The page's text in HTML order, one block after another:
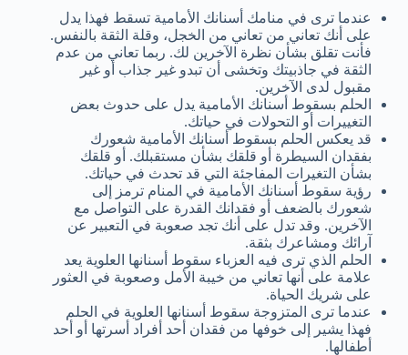
عندما ترى في منامك أسنانك الأمامية تسقط فهذا يدل
على أنك تعاني من تعاني من الخجل، وقلة الثقة بالنفس.
فأنت تقلق بشأن نظرة الآخرين لك. ربما تعاني من عدم
الثقة في جاذبيتك وتخشى أن تبدو غير جذاب أو غير
مقبول لدى الآخرين.
الحلم بسقوط أسنانك الأمامية يدل على حدوث بعض
التغييرات أو التحولات في حياتك.
قد يعكس الحلم بسقوط أسنانك الأمامية شعورك
بفقدان السيطرة أو قلقك بشأن مستقبلك. أو قلقك
بشأن التغيرات المفاجئة التي قد تحدث في حياتك.
رؤية سقوط أسنانك الأمامية في المنام ترمز إلى
شعورك بالضعف أو فقدانك القدرة على التواصل مع
الآخرين. وقد تدل على أنك تجد صعوبة في التعبير عن
آرائك ومشاعرك بثقة.
الحلم الذي ترى فيه العزباء سقوط أسنانها العلوية يعد
علامة على أنها تعاني من خيبة الأمل وصعوبة في العثور
على شريك الحياة.
عندما ترى المتزوجة سقوط أسنانها العلوية في الحلم
فهذا يشير إلى خوفها من فقدان أحد أفراد أسرتها أو أحد
أطفالها.